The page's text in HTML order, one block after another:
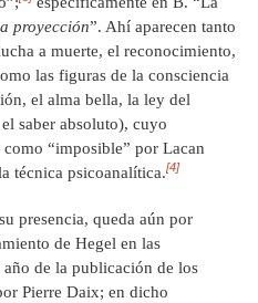
proyección”. Ahí aparecen tanto
a muerte, el reconocimiento,
las figuras de la consciencia
el alma bella, la ley del
saber absoluto), cuyo
“imposible” por Lacan
técnica psicoanalítica.[4]
presencia, queda aún por
de Hegel en las
de la publicación de los
Pierre Daix; en dicho